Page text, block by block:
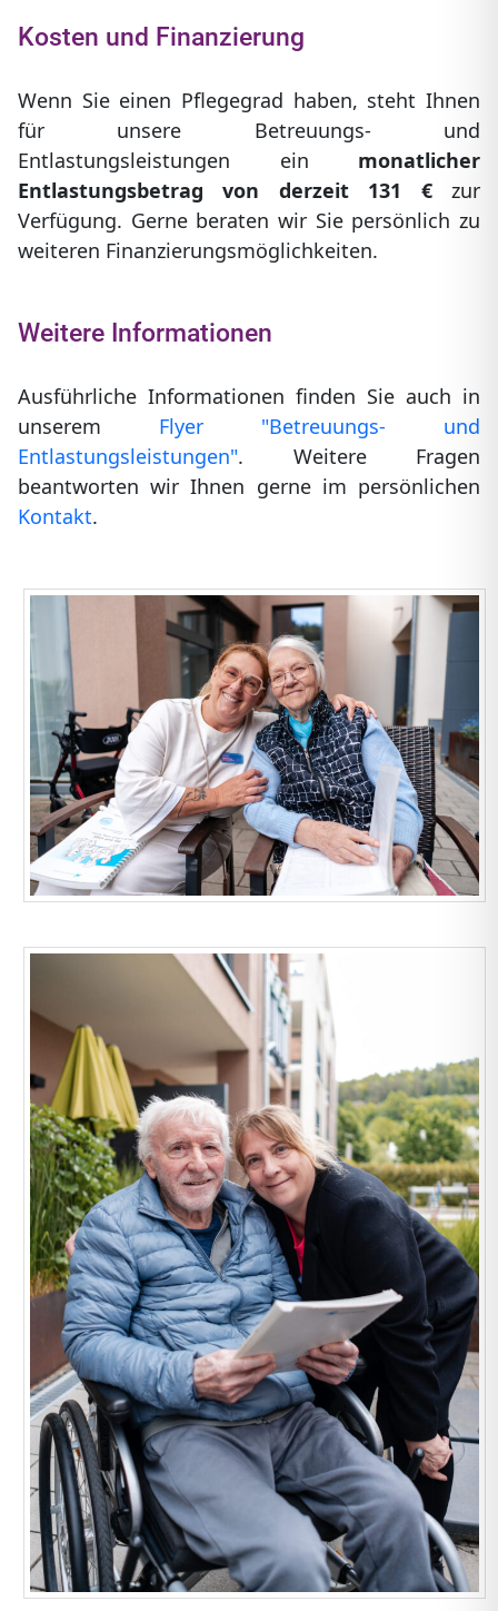
Kosten und Finanzierung
Wenn Sie einen Pflegegrad haben, steht Ihnen
für unsere Betreuungs- und
Entlastungsleistungen ein monatlicher
Entlastungsbetrag von derzeit 131 € zur
Verfügung. Gerne beraten wir Sie persönlich zu
weiteren Finanzierungsmöglichkeiten.
Weitere Informationen
Ausführliche Informationen finden Sie auch in
unserem Flyer "Betreuungs- und
Entlastungsleistungen". Weitere Fragen
beantworten wir Ihnen gerne im persönlichen
Kontakt.